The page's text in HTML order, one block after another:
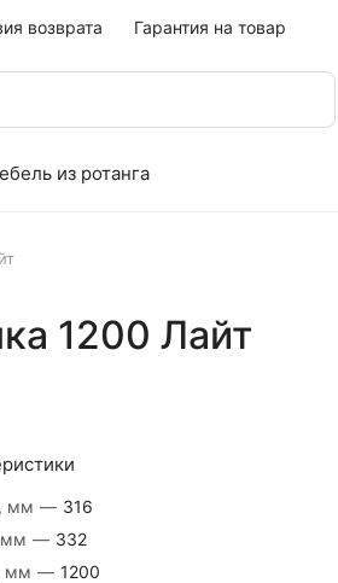
возврата Гарантия на товар
из ротанга
1200 Лайт
мм — 316
мм — 332
мм — 1200